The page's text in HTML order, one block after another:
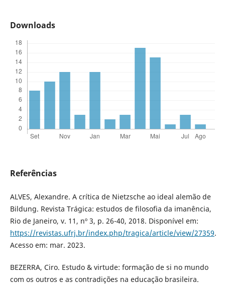
Downloads
Referências
ALVES, Alexandre. A crítica de Nietzsche ao ideal alemão de
Bildung. Revista Trágica: estudos de filosofia da imanência,
Rio de Janeiro, v. 11, nº 3, p. 26-40, 2018. Disponível em:
https://revistas.ufrj.br/index.php/tragica/article/view/27359.
Acesso em: mar. 2023.
BEZERRA, Ciro. Estudo & virtude: formação de si no mundo
com os outros e as contradições na educação brasileira.